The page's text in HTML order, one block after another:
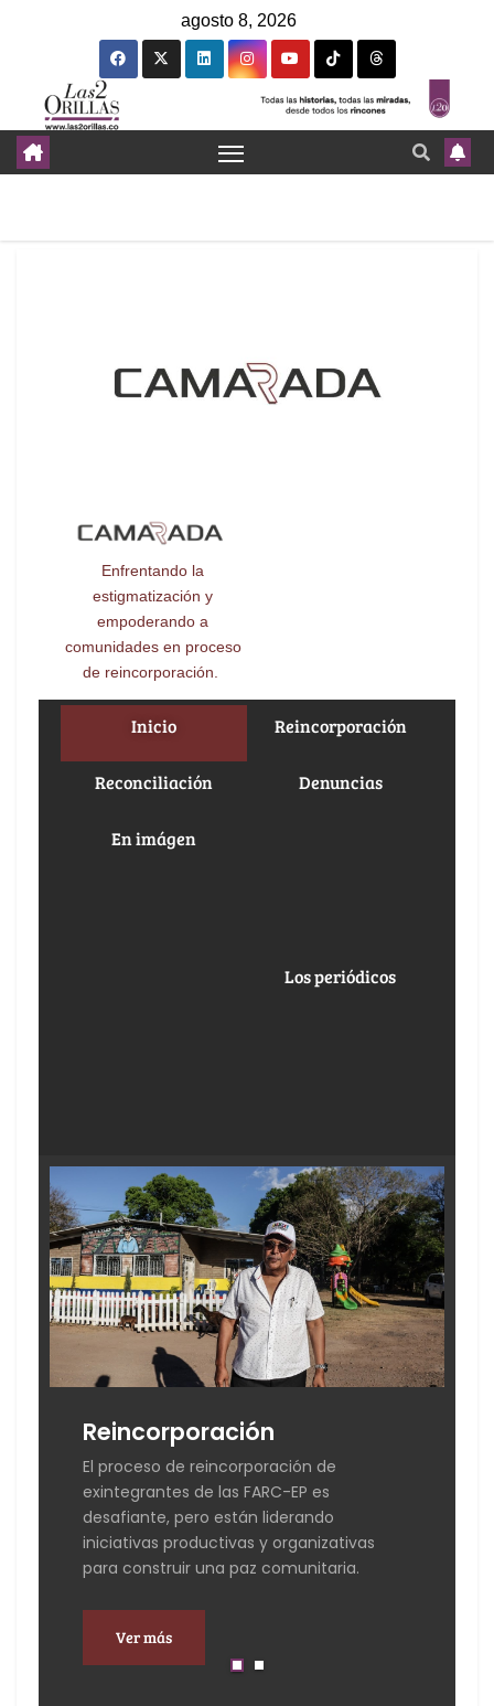
agosto 8, 2026
Enfrentando la
estigmatización y
empoderando a
comunidades en proceso
de reincorporación.
Inicio Reincorporación
Reconciliación Denuncias
En imágen
Los periódicos
Reincorporación
El proceso de reincorporación de
exintegrantes de las FARC-EP es
desafiante, pero están liderando
iniciativas productivas y organizativas
para construir una paz comunitaria.
Ver más